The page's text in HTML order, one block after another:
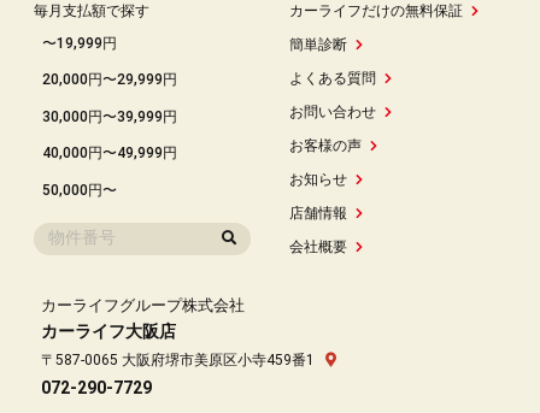
毎月支払額で探す
〜19,999円
20,000円〜29,999円
30,000円〜39,999円
40,000円〜49,999円
50,000円〜
カーライフだけの無料保証
簡単診断
よくある質問
お問い合わせ
お客様の声
お知らせ
店舗情報
会社概要
カーライフグループ株式会社
カーライフ大阪店
〒587-0065 大阪府堺市美原区小寺459番1
072-290-7729